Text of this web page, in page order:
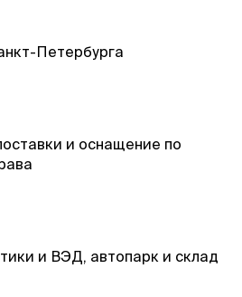
Петербурга
и оснащение по
и ВЭД, автопарк и склад